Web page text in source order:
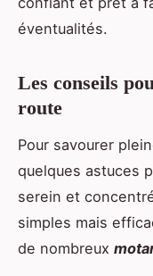
éventualités.
Les conseils
route
Pour savourer
quelques astuces
serein et
simples mais
de nombreux